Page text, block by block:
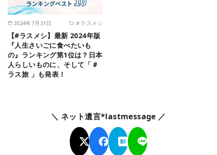
2024年7月31日 ＃ラスメシ
【#ラスメシ】最新 2024年版
『人生さいごに食べたいも
の』ランキング第1位は？日本
人らしいものに、そして「＃
ラス旅 」も発表！
＼ ネット遺言*lastmessage ／